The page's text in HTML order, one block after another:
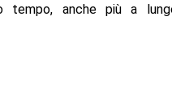
anche più a